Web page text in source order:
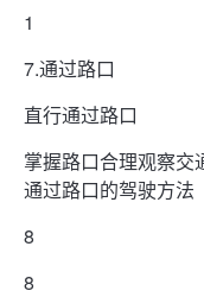
1
7.通过路口
直行通过路口
掌握路口合理观察交
通过路口的驾驶方法
8
8